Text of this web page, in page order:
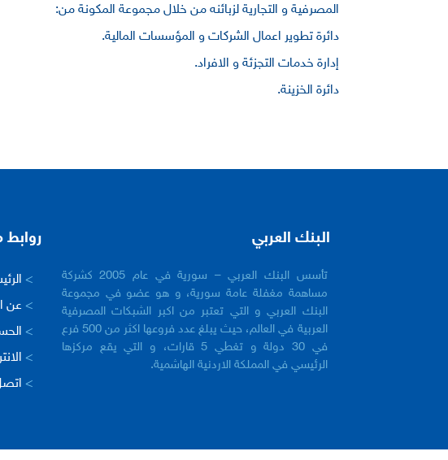
المصرفية و التجارية لزبائنه من خلال مجموعة المكونة من:
دائرة تطوير اعمال الشركات و المؤسسات المالية.
إدارة خدمات التجزئة و الافراد.
دائرة الخزينة.
البنك العربي
تأسس البنك العربي – سورية في عام 2005 كشركة
مساهمة مغفلة عامة سورية، و هو عضو في مجموعة
البنك العربي و التي تعتبر من اكبر الشبكات المصرفية
العربية في العالم، حيث يبلغ عدد فروعها اكثر من 500 فرع
في 30 دولة و تغطي 5 قارات، و التي يقع مركزها
الرئيسي في المملكة الاردنية الهاشمية.
>
> عن
>
>
>